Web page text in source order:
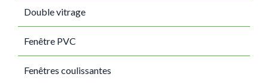
Double vitrage
Fenêtre PVC
Fenêtres coulissantes